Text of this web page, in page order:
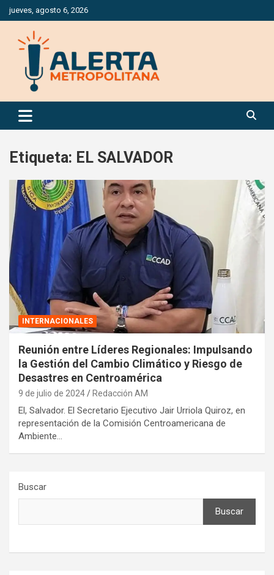
Saltar
al
contenido
jueves, agosto 6, 2026
Alerta Metropolitana
Etiqueta: EL SALVADOR
INTERNACIONALES
Reunión entre Líderes Regionales: Impulsando
la Gestión del Cambio Climático y Riesgo de
Desastres en Centroamérica
9 de julio de 2024 Redacción AM
El, Salvador. El Secretario Ejecutivo Jair Urriola Quiroz, en
representación de la Comisión Centroamericana de
Ambiente…
Buscar
Buscar